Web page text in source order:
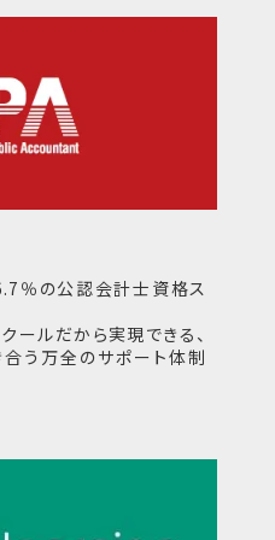
％の公認会計士資格ス
ールだから実現できる、
う万全のサポート体制